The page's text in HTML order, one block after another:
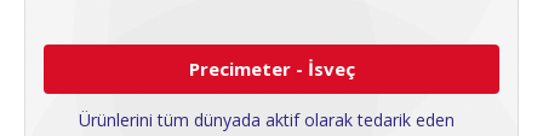
Precimeter - İsveç
Ürünlerini tüm dünyada aktif olarak tedarik eden